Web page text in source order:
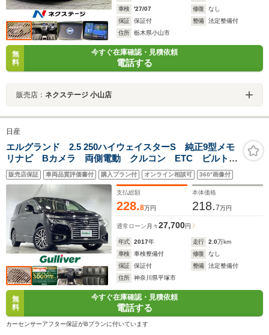
車検
'27/07 修復
なし
保証
保証付 整備
法定整備付
住所
栃木県小山市
無
料
今すぐ在庫確認・見積依頼
電話する
販売店： ネクステージ 小山店
日産
エルグランド 2.5 250ハイウェイスターS 純正9型メモ
リナビ Bカメラ 両側電動 クルコン ETC ビルトイ
ンETC 純正前方ドラレコ 純正フロアマット 革巻き
ステアリング ステアリングスイッチ オットマン
LED 純正18インチAW
販売店保証 車両品質評価書付 購入プラン付 オンライン相談可 360°画像付
支払総額
228.8万円
本体価格
218.7万円
通常ローン 月々27,700円
年式 2017年 走行 2.0万km
車検
車検整備付 修復
なし
保証
保証付 整備
法定整備付
住所
神奈川県平塚市
無
料
今すぐ在庫確認・見積依頼
電話する
カーセンサーアフター保証がBプランに付いています